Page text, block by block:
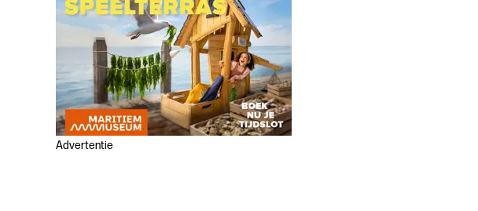
Advertentie